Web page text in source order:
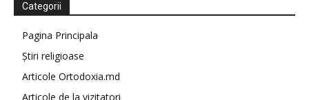
Categorii
Pagina Principala
Știri religioase
Articole Ortodoxia.md
Articole de la vizitatori